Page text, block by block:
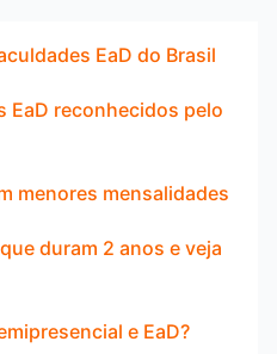
EaD do Brasil
EaD reconhecidos pelo
menores mensalidades
duram 2 anos e veja
e EaD?